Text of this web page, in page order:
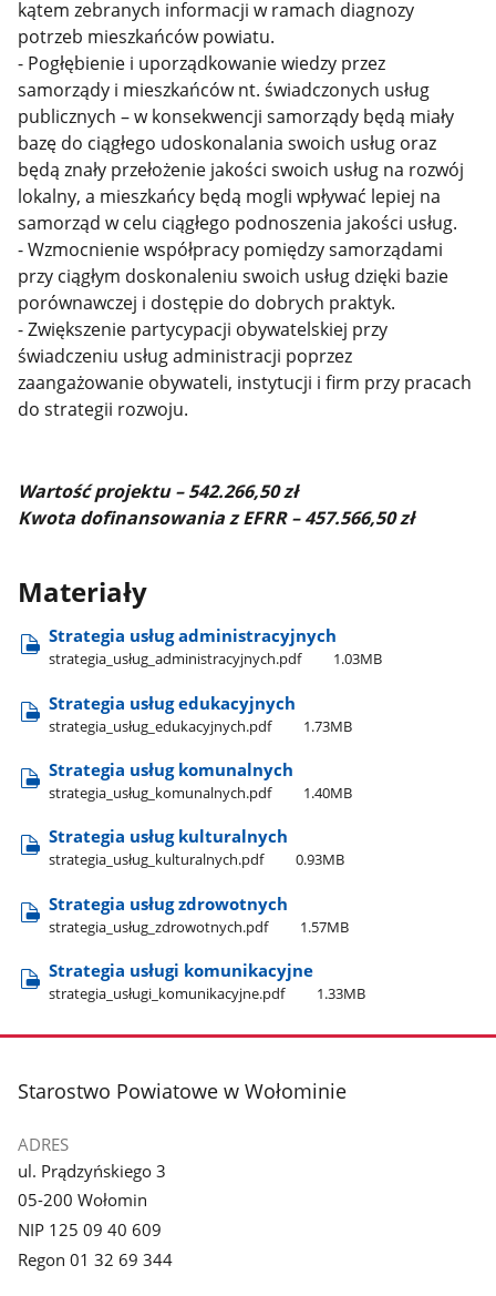
kątem zebranych informacji w ramach diagnozy
potrzeb mieszkańców powiatu.
- Pogłębienie i uporządkowanie wiedzy przez
samorządy i mieszkańców nt. świadczonych usług
publicznych – w konsekwencji samorządy będą miały
bazę do ciągłego udoskonalania swoich usług oraz
będą znały przełożenie jakości swoich usług na rozwój
lokalny, a mieszkańcy będą mogli wpływać lepiej na
samorząd w celu ciągłego podnoszenia jakości usług.
- Wzmocnienie współpracy pomiędzy samorządami
przy ciągłym doskonaleniu swoich usług dzięki bazie
porównawczej i dostępie do dobrych praktyk.
- Zwiększenie partycypacji obywatelskiej przy
świadczeniu usług administracji poprzez
zaangażowanie obywateli, instytucji i firm przy pracach
do strategii rozwoju.
Wartość projektu – 542.266,50 zł
Kwota dofinansowania z EFRR – 457.566,50 zł
Materiały
Strategia usług administracyjnych
strategia​_usług​_administracyjnych.pdf 1.03MB
Strategia usług edukacyjnych
strategia​_usług​_edukacyjnych.pdf 1.73MB
Strategia usług komunalnych
strategia​_usług​_komunalnych.pdf 1.40MB
Strategia usług kulturalnych
strategia​_usług​_kulturalnych.pdf 0.93MB
Strategia usług zdrowotnych
strategia​_usług​_zdrowotnych.pdf 1.57MB
Strategia usługi komunikacyjne
strategia​_usługi​_komunikacyjne.pdf 1.33MB
stopka
Starostwo Powiatowe w Wołominie
ADRES
ul. Prądzyńskiego 3
05-200 Wołomin
NIP 125 09 40 609
Regon 01 32 69 344